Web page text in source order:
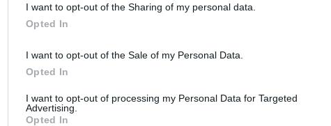
I want to opt-out of the Sharing of my personal data.
Opted In
I want to opt-out of the Sale of my Personal Data.
Opted In
I want to opt-out of processing my Personal Data for Targeted
Advertising.
Opted In
Négy új ország és egy
F1-es futamra 2028-tól
FORMA-1